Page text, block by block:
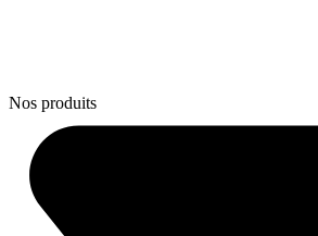
Nos produits